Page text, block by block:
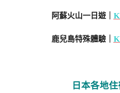
阿蘇火山一日遊｜
鹿兒島特殊體驗｜
日本各地